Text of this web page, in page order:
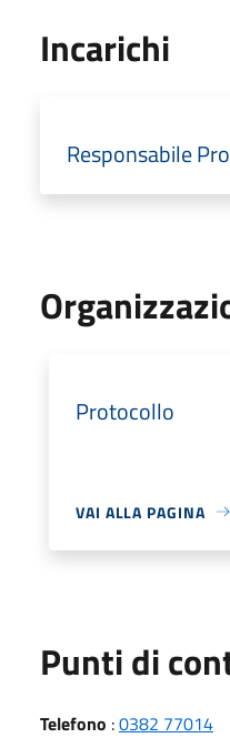
Incarichi
Responsabile
Protocollo
VAI ALLA PAGINA
Punti di
Telefono :0382 77014